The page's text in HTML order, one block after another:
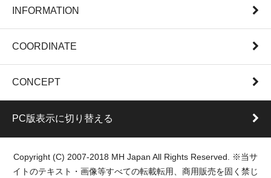
INFORMATION
COORDINATE
CONCEPT
PC版表示に切り替える
Copyright (C) 2007-2018 MH Japan All Rights Reserved. ※当サ
イトのテキスト・画像等すべての転載転用、商用販売を固く禁じ